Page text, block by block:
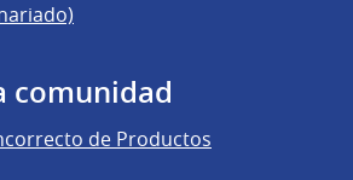
comunidad
de Productos